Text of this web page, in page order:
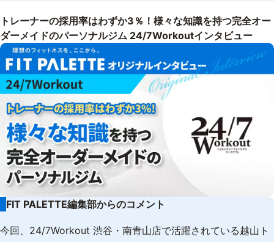
トレーナーの採用率はわずか3％！様々な知識を持つ完全オー
ダーメイドのパーソナルジム 24/7Workoutインタビュー
FIT PALETTE編集部からのコメント
今回、24/7Workout 渋谷・南青山店で活躍されている越山ト